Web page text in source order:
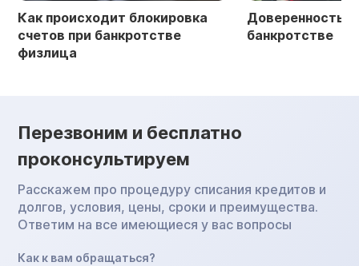
Как происходит блокировка
счетов при банкротстве
физлица
Доверенность
банкротстве
Перезвоним и бесплатно
проконсультируем
Расскажем про процедуру списания кредитов и
долгов, условия, цены, сроки и преимущества.
Ответим на все имеющиеся у вас вопросы
Как к вам обращаться?